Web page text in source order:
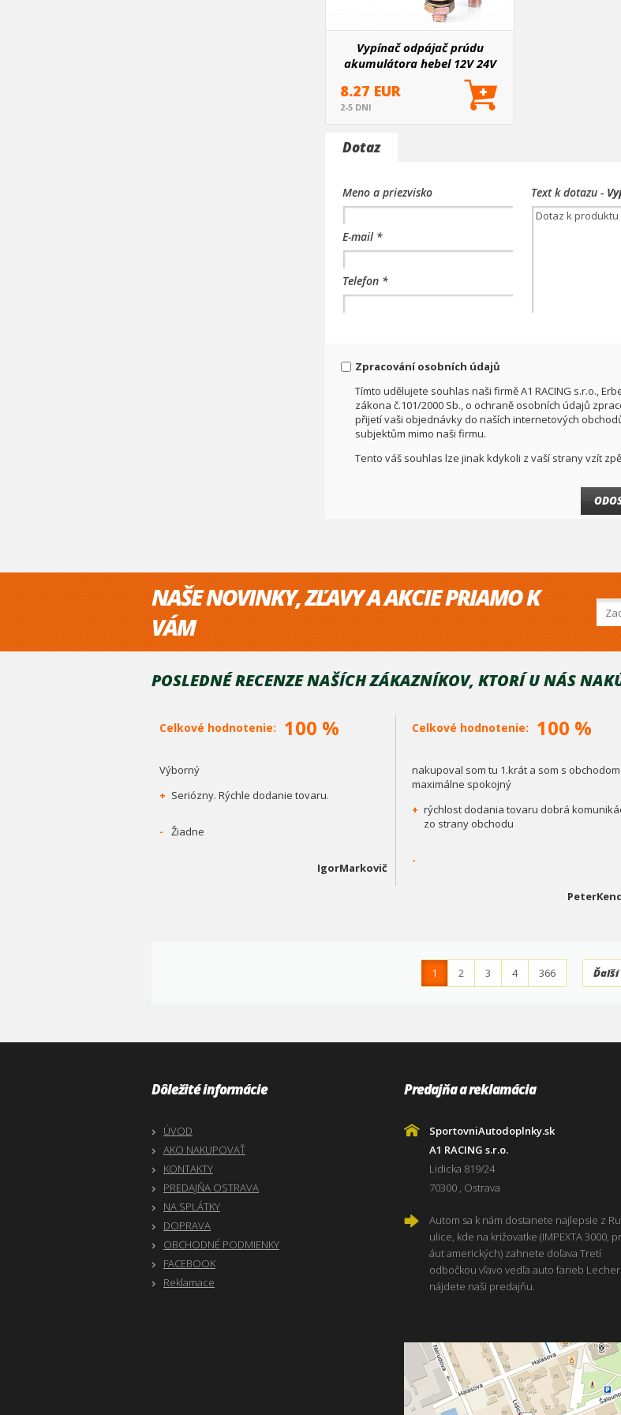
Vypínač odpájač prúdu
akumulátora hebel 12V 24V
8.27 EUR
2-5 DNI
Dotaz
Meno a priezvisko
E-mail *
Telefon *
Text k dotazu -
Zpracování osobních údajů
Tímto udělujete souhlas naši firmě A1 RACING s.r.o.,
zákona č.101/2000 Sb., o ochraně osobních údajů
přijetí vaši objednávky do naších internetových
subjektům mimo naši firmu.
Tento váš souhlas lze jinak kdykoli z vaší strany vzít
NAŠE NOVINKY, ZĽAVY A AKCIE PRIAMO K
VÁM
POSLEDNÉ RECENZE NAŠÍCH ZÁKAZNÍKOV, KTORÍ U NÁS
Celkové hodnotenie: 100 %
Výborný
+ Seriózny. Rýchle dodanie tovaru.
- Žiadne
IgorMarkovič
Celkové hodnotenie: 100 %
nakupoval som tu 1.krát a som s obchodom
maximálne spokojný
+ rýchlost dodania tovaru dobrá
zo strany obchodu
-
1 2 3 4 366 Ďalší
Dôležité informácie
ÚVOD
AKO NAKUPOVAŤ
KONTAKTY
PREDAJŇA OSTRAVA
NA SPLÁTKY
DOPRAVA
OBCHODNÉ PODMIENKY
FACEBOOK
Reklamace
Predajňa a reklamácia
SportovniAutodoplnky.sk
A1 RACING s.r.o.
Lidicka 819/24
70300 , Ostrava
Autom sa k nám dostanete najlepsie z
ulice, kde na križovatke (IMPEXTA 3000,
áut amerických) zahnete doľava Tretí
odbočkou vľavo vedľa auto farieb Lecher
nájdete naši predajňu.